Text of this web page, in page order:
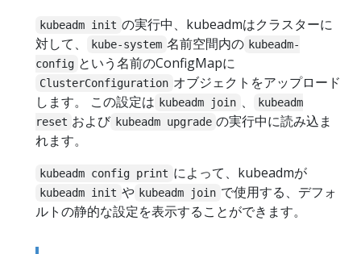
kubeadm init の実行中、kubeadmはクラスターに
対して、
kube-system 名前空間内の kubeadm-
config という名前のConfigMapに
ClusterConfiguration オブジェクトをアップロード
します。 この設定は kubeadm join 、
kubeadm
reset および kubeadm upgrade の実行中に読み込ま
れます。
kubeadm config print によって、kubeadmが
kubeadm init や kubeadm join で使用する、デフォ
ルトの静的な設定を表示することができます。